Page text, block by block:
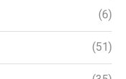
(6)
(51)